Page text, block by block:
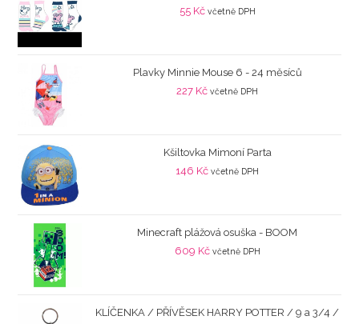
55 Kč včetně DPH
Plavky Minnie Mouse 6 - 24 měsíců
227 Kč včetně DPH
Kšiltovka Mimoní Parta
146 Kč včetně DPH
Minecraft plážová osuška - BOOM
609 Kč včetně DPH
KLÍČENKA / PŘÍVĚSEK HARRY POTTER / 9 a 3/4 /